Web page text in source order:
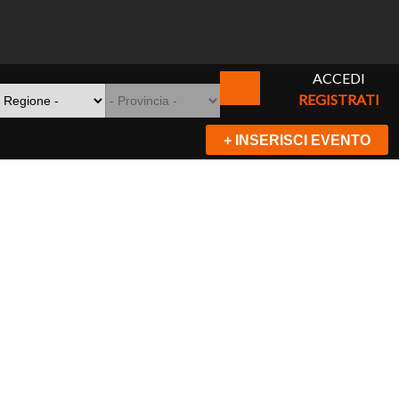
ACCEDI
REGISTRATI
+ INSERISCI EVENTO